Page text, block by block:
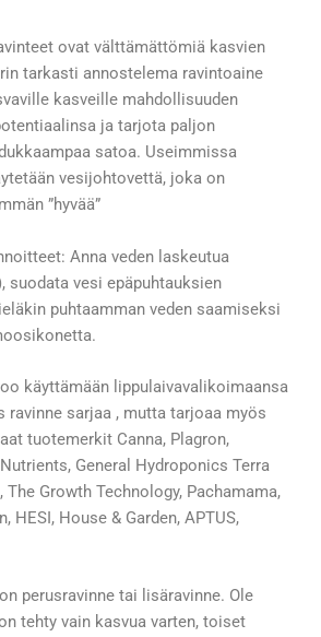
ovat välttämättömiä kasvien
tarkasti annostelema ravintoaine
kasveille mahdollisuuden
ja tarjota paljon
satoa. Useimmissa
vesijohtovettä, joka on
”hyvää”
Anna veden laskeutua
suodata vesi epäpuhtauksien
puhtaamman veden saamiseksi
käyttämään lippulaivavalikoimaansa
ravinne sarjaa , mutta tarjoaa myös
tuotemerkit Canna, Plagron,
General Hydroponics Terra
Growth Technology, Pachamama,
HESI, House & Garden, APTUS,
perusravinne tai lisäravinne. Ole
tehty vain kasvua varten, toiset